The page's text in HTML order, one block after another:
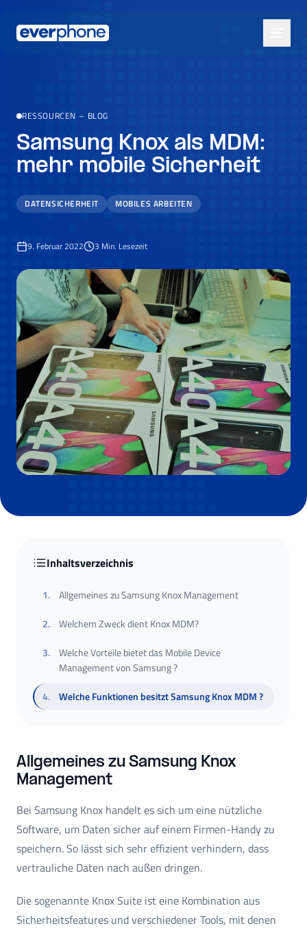
RESSOURCEN – BLOG
Samsung Knox als MDM:
mehr mobile Sicherheit
DATENSICHERHEIT MOBILES ARBEITEN
9. Februar 2022 3 Min. Lesezeit
Inhaltsverzeichnis
1.
Allgemeines zu Samsung Knox Management
2.
Welchem Zweck dient Knox MDM?
3.
Welche Vorteile bietet das Mobile Device
Management von Samsung ?
4. Welche Funktionen besitzt Samsung Knox MDM ?
Allgemeines zu Samsung Knox
Management
Bei Samsung Knox handelt es sich um eine nützliche
Software, um Daten sicher auf einem Firmen-Handy zu
speichern. So lässt sich sehr effizient verhindern, dass
vertrauliche Daten nach außen dringen.
Die sogenannte Knox Suite ist eine Kombination aus
Sicherheitsfeatures und verschiedener Tools, mit denen